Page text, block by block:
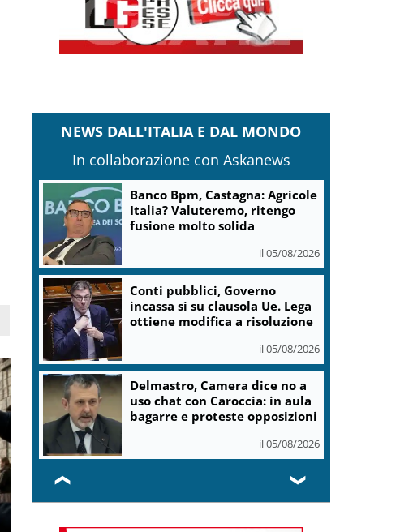
NEWS DALL'ITALIA E DAL MONDO
In collaborazione con Askanews
Banco Bpm, Castagna: Agricole
Italia? Valuteremo, ritengo
fusione molto solida
il 05/08/2026
Conti pubblici, Governo
incassa sì su clausola Ue. Lega
ottiene modifica a risoluzione
il 05/08/2026
Delmastro, Camera dice no a
uso chat con Caroccia: in aula
bagarre e proteste opposizioni
il 05/08/2026
❮ ❯